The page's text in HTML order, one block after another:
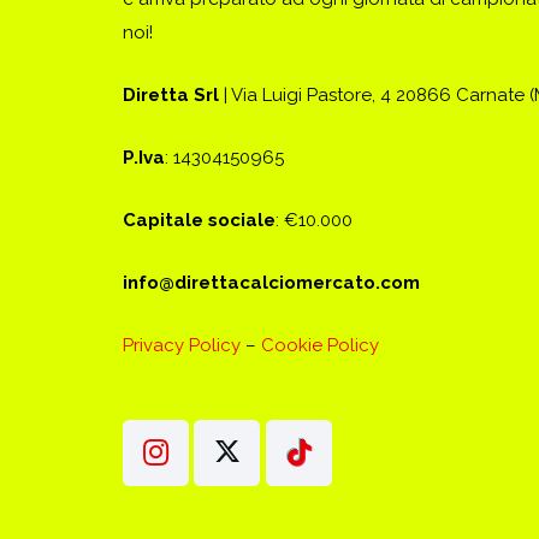
noi!
Diretta Srl | Via Luigi Pastore, 4 20866 Carnate
P.Iva: 14304150965
Capitale sociale: €10.000
info@direttacalciomercato.com
Privacy Policy – Cookie Policy